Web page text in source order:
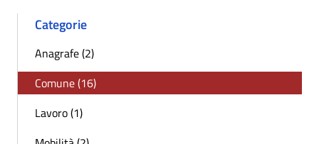
Categorie
Anagrafe (2)
Comune (16)
Lavoro (1)